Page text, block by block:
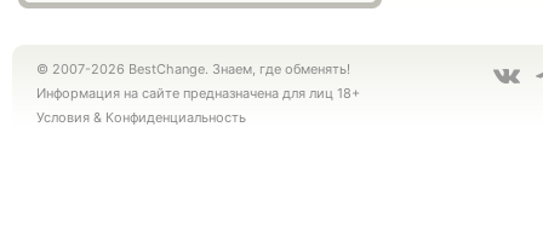
© 2007-2026 BestChange. Знаем, где обменять!
Информация на сайте предназначена для лиц 18+
Условия & Конфиденциальность